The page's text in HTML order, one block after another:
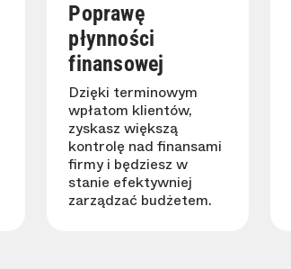
Poprawę
płynności
finansowej
Dzięki terminowym
wpłatom klientów,
zyskasz większą
kontrolę nad finansami
firmy i będziesz w
stanie efektywniej
zarządzać budżetem.